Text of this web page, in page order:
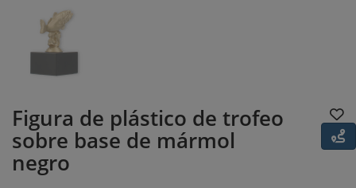
Figura de plástico de trofeo
sobre base de mármol
negro